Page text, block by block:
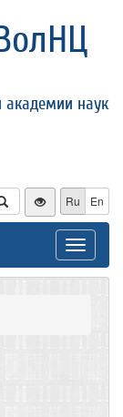
академии наук
Ru En
Toggle